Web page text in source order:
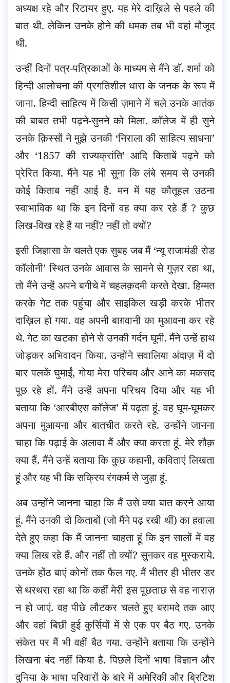
अध्यक्ष रहे और रिटायर हुए. यह मेरे दाख़िले से पहले की
बात थी. लेकिन उनके होने की धमक तब भी वहां मौजूद
थी.
उन्हीं दिनों पत्र-पत्रिकाओं के माध्यम से मैंने डॉ. शर्मा को
हिन्दी आलोचना की प्रगतिशील धारा के जनक के रूप में
जाना. हिन्दी साहित्य में किसी ज़माने में चले उनके आतंक
की बाबत तभी पढ़ने-सुनने को मिला. कॉलेज में ही सुने
उनके क़िस्सों ने मुझे उनकी ‘निराला की साहित्य साधना’
और ‘1857 की राज्यक्रांति’ आदि किताबें पढ़ने को
प्रेरित किया. मैंने यह भी सुना कि लंबे समय से उनकी
कोई किताब नहीं आई है. मन में यह कौतूहल उठना
स्वाभाविक था कि इन दिनों वह क्या कर रहे हैं ? कुछ
लिख-विख रहे हैं या नहीं? नहीं तो क्यों?
इसी जिज्ञासा के चलते एक सुबह जब मैं ‘न्यू राजामंडी रोड
कॉलोनी’ स्थित उनके आवास के सामने से गुज़र रहा था,
तो मैंने उन्हें अपने बगीचे में चहलक़दमी करते देखा. हिम्मत
करके गेट तक पहुंचा और साइकिल खड़ी करके भीतर
दाख़िल हो गया. वह अपनी बाग़वानी का मुआवना कर रहे
थे. गेट का खटका होने से उनकी गर्दन घूमी. मैंने उन्हें हाथ
जोड़कर अभिवादन किया. उन्होंने सवालिया अंदाज़ में दो
बार पलकें घुमाईं, गोया मेरा परिचय और आने का मकसद
पूछ रहे हों. मैंने उन्हें अपना परिचय दिया और यह भी
बताया कि ‘आरबीएस कॉलेज’ में पढ़ता हूं. वह घूम-घूमकर
अपना मुआयना और बातचीत करते रहे. उन्होंने जानना
चाहा कि पढ़ाई के अलावा मैं और क्या करता हूं. मेरे शौक़
क्या हैं. मैंने उन्हें बताया कि कुछ कहानी, कविताएं लिखता
हूं और यह भी कि सक्रिय रंगकर्म से जुड़ा हूं.
अब उन्होंने जानना चाहा कि मैं उसे क्या बात करने आया
हूं. मैंने उनकी दो किताबों (जो मैंने पढ़ रखी थीं) का हवाला
देते हुए कहा कि मैं जानना चाहता हूं कि इन सालों में वह
क्या लिख रहे हैं. और नहीं तो क्यों? सुनकर वह मुस्कराये.
उनके होंठ बाएं कोनों तक फैल गए. मैं भीतर ही भीतर डर
से थरथरा रहा था कि कहीं मेरी इस पूछताछ से वह नाराज़
न हो जाएं. वह पीछे लौटकर चलते हुए बरामदे तक आए
और वहां बिछी हुई कुर्सियों में से एक पर बैठ गए. उनके
संकेत पर मैं भी वहीं बैठ गया. उन्होंने बताया कि उन्होंने
लिखना बंद नहीं किया है. पिछले दिनों भाषा विज्ञान और
दुनिया के भाषा परिवारों के बारे में अमेरिकी और ब्रिटिश